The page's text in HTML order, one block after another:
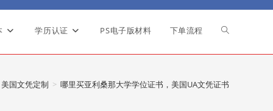
学历认证 PS电子版材料 下单流程 Toggle
美国文凭定制 > 哪里买亚利桑那大学学位证书，美国UA文凭证书